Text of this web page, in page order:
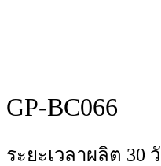
GP-BC066
ระยะเวลาผลิต 30